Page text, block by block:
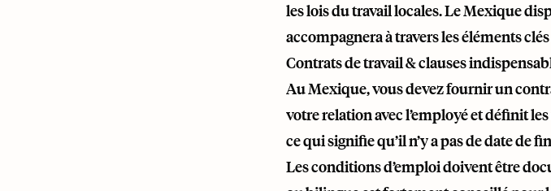
les lois du travail locales. Le Mexique
accompagnera à travers les éléments
Contrats de travail & clauses
Au Mexique, vous devez fournir un
votre relation avec l’employé et définit
ce qui signifie qu’il n’y a pas de date de
Les conditions d’emploi doivent être